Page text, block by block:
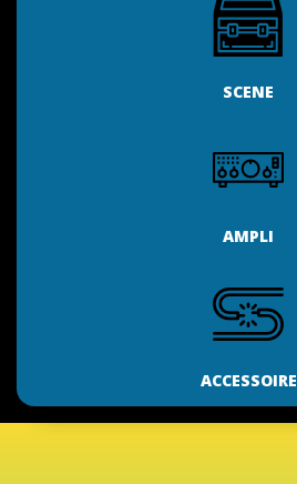
SCENE
AMPLI
ACCESSOIRE